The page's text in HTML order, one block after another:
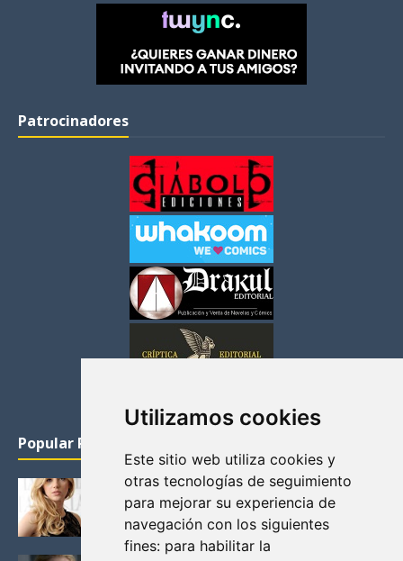
Utilizamos cookies
Este sitio web utiliza cookies y
otras tecnologías de seguimiento
para mejorar su experiencia de
navegación con los siguientes
fines: para habilitar la
Patrocinadores
Popular Posts
KATHERYN WINNICK: LA ACTRIZ MAS GUAPA DE
VIKINGOS
Junio 14, 2013